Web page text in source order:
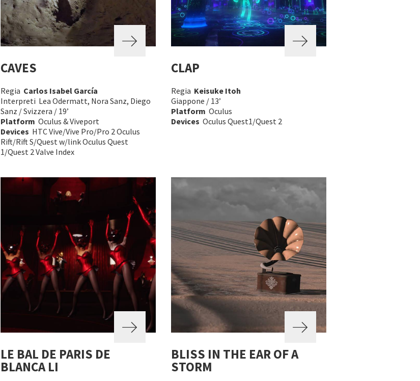
CAVES
Regia Carlos Isabel García
Interpreti Lea Odermatt, Nora Sanz, Diego
Sanz / Svizzera / 19’
Platform Oculus & Viveport
Devices HTC Vive/Vive Pro/Pro 2 Oculus
Rift/Rift S/Quest w/link Oculus Quest
1/Quest 2 Valve Index
CLAP
Regia Keisuke Itoh
Giappone / 13’
Platform Oculus
Devices Oculus Quest1/Quest 2
LE BAL DE PARIS DE
BLANCA LI
BLISS IN THE EAR OF A
STORM